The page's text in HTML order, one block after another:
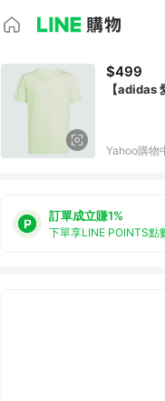
$499
【adidas
Yahoo購物
訂單成立賺1%
下單享LINE POINTS點